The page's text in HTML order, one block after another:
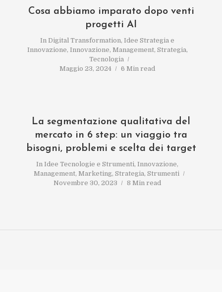
Cosa abbiamo imparato dopo venti
progetti AI
In Digital Transformation, Idee Strategia e
Innovazione, Innovazione, Management, Strategia,
Tecnologia
Maggio 23, 2024
6 Min read
La segmentazione qualitativa del
mercato in 6 step: un viaggio tra
bisogni, problemi e scelta dei target
In Idee Tecnologie e Strumenti, Innovazione,
Management, Marketing, Strategia, Strumenti
Novembre 30, 2023
8 Min read